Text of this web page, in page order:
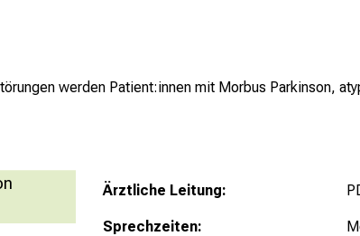
werden Patient:innen mit Morbus Parkinson,
Ärztliche Leitung:
Sprechzeiten: